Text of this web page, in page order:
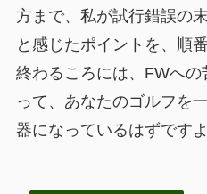
方まで、私が試行錯誤の
と感じたポイントを、順
終わるころには、FWへ
って、あなたのゴルフを
器になっているはずですよ